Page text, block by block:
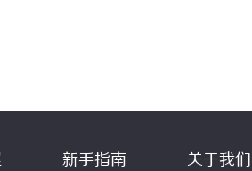
新手指南 关于我们